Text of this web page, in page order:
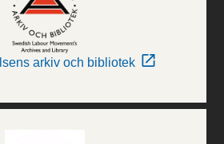
arkiv och bibliotek